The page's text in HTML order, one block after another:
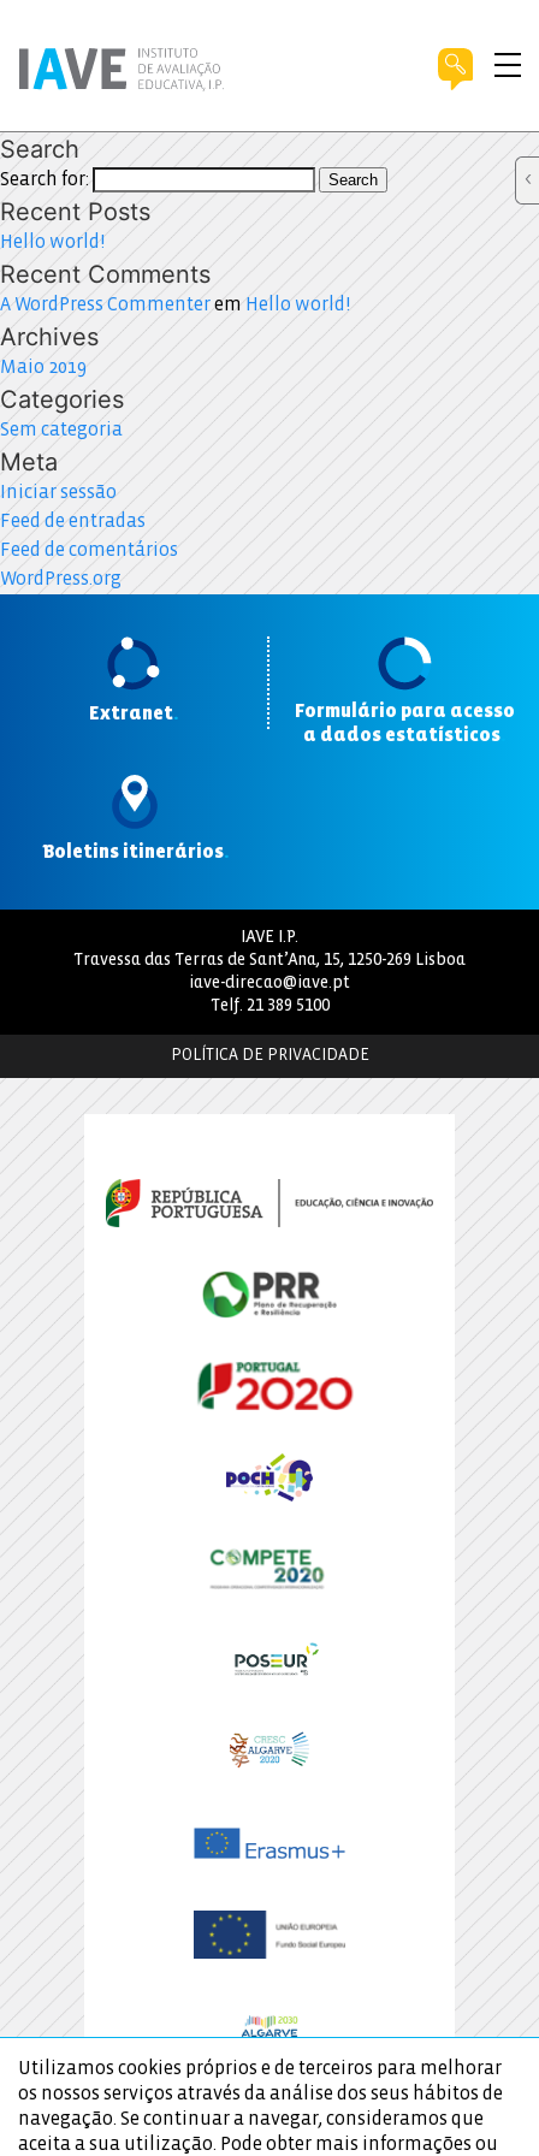
Search
Search for: Search
Recent Posts
Hello world!
Recent Comments
A WordPress Commenterem Hello world!
Archives
Maio 2019
Categories
Sem categoria
Meta
Iniciar sessão
Feed de entradas
Feed de comentários
WordPress.org
Extranet.
Formulário para acesso
a dados estatísticos
Boletins itinerários.
IAVE I.P.
Travessa das Terras de Sant’Ana, 15, 1250-269 Lisboa
iave-direcao@iave.pt
Telf. 21 389 5100
POLÍTICA DE PRIVACIDADE
Utilizamos cookies próprios e de terceiros para melhorar
os nossos serviços através da análise dos seus hábitos de
navegação. Se continuar a navegar, consideramos que
aceita a sua utilização. Pode obter mais informações ou